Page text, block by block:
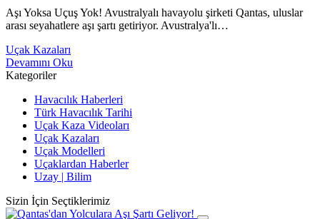
Aşı Yoksa Uçuş Yok! Avustralyalı havayolu şirketi Qantas, uluslar
arası seyahatlere aşı şartı getiriyor. Avustralya'lı…
Uçak Kazaları
Devamını Oku
Kategoriler
Havacılık Haberleri
Türk Havacılık Tarihi
Uçak Kaza Videoları
Uçak Kazaları
Uçak Modelleri
Uçaklardan Haberler
Uzay | Bilim
Sizin İçin Seçtiklerimiz